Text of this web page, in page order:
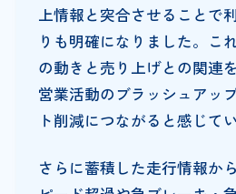
上情報と突合させることで
りも明確になりました。こ
の動きと売り上げとの関連
営業活動のブラッシュアッ
ト削減につながると感じて
さらに蓄積した走行情報か